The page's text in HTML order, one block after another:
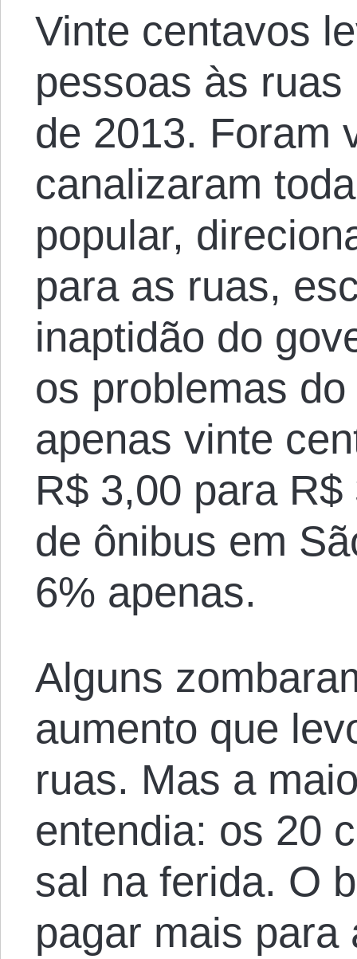
Vinte centavos
pessoas às
de 2013. Foram
canalizaram
popular,
para as ruas,
inaptidão do
os problemas
apenas vinte
R$ 3,00 para
de ônibus em
6% apenas.
Alguns
aumento que
ruas. Mas a
entendia: os 20
sal na ferida. O
pagar mais para